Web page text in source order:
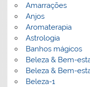
Amarrações
Anjos
Aromaterapia
Astrologia
Banhos mágicos
Beleza & Bem-
Beleza & Bem-
Beleza-1